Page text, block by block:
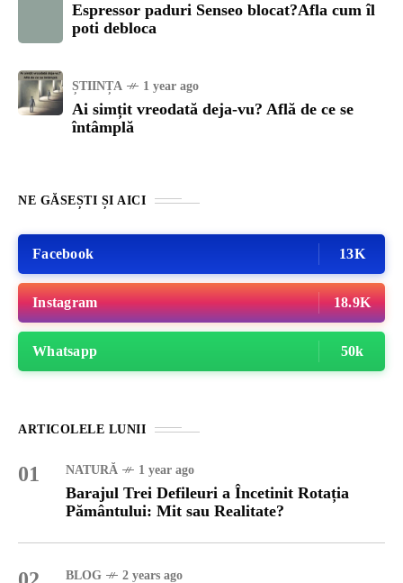
Espressor paduri Senseo blocat?Afla cum îl
poti debloca
ȘTIINȚA 1 year ago
Ai simțit vreodată deja-vu? Află de ce se
întâmplă
NE GĂSEȘTI ȘI AICI
Facebook 13K
Instagram 18.9K
Whatsapp 50k
ARTICOLELE LUNII
01 NATURĂ 1 year ago
Barajul Trei Defileuri a Încetinit Rotația
Pământului: Mit sau Realitate?
BLOG 2 years ago